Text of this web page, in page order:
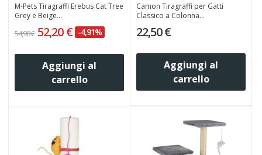
M-Pets Tiragraffi Erebus Cat Tree
Grey e Beige...
54,90 € 52,20 € -4,91%
Aggiungi al
carrello
Camon Tiragraffi per Gatti
Classico a Colonna...
22,50 €
Aggiungi al
carrello